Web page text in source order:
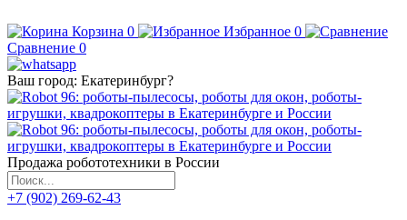
Корзина 0 Избранное 0
Сравнение 0
Ваш город: Екатеринбург?
Продажа робототехники в России
+7 (902) 269-62-43